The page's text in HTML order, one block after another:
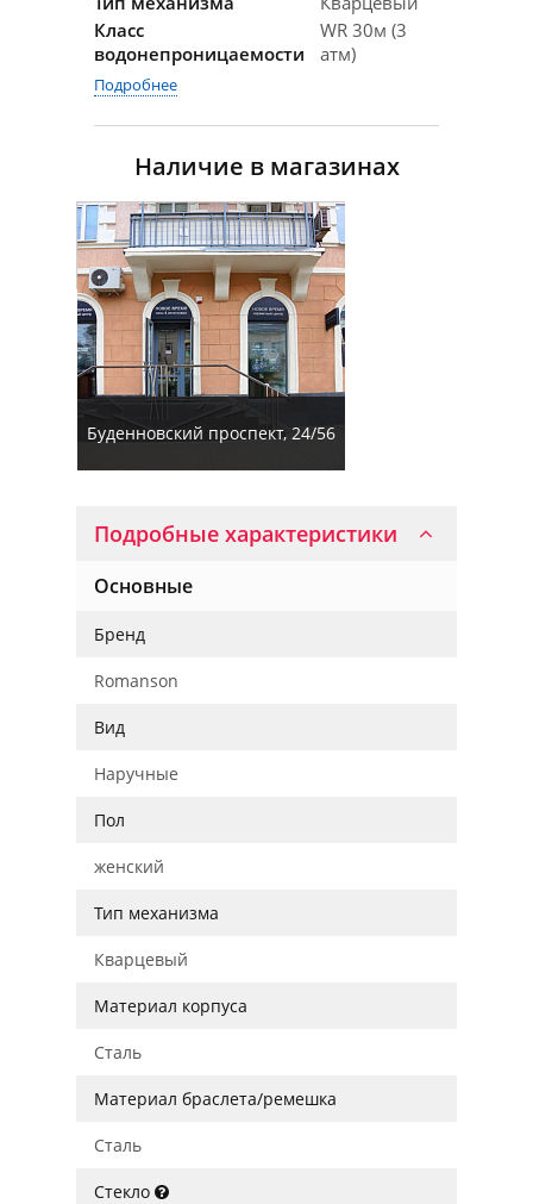
Класс
водонепроницаемости
WR 30м (3
атм)
Подробнее
Наличие в магазинах
Буденновский проспект, 24/56
Подробные характеристики
Основные
Бренд
Romanson
Вид
Наручные
Пол
женский
Тип механизма
Кварцевый
Материал корпуса
Сталь
Материал браслета/ремешка
Сталь
Стекло